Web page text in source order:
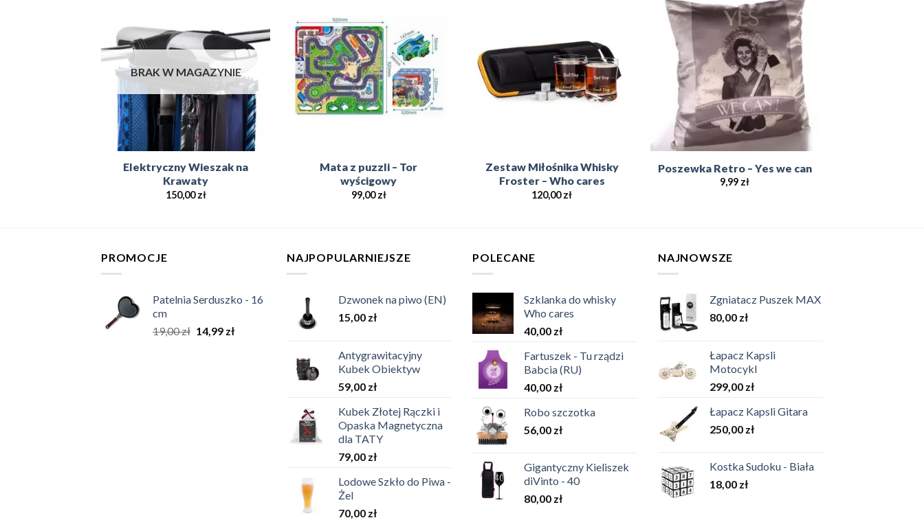
Wishlist
BRAK W MAGAZYNIE
Elektryczny Wieszak na
Krawaty
150,00zł
Wishlist
Mata z puzzli – Tor
wyścigowy
99,00zł
Zestaw Miłośnika Whisky
Froster – Who cares
120,00zł
Add to
Wishlist
Poszewka Retro – Yes we can
9,99 zł
PROMOCJE
Patelnia Serduszko - 16
cm
19,00zł 14,99 zł
NAJPOPULARNIEJSZE
Dzwonek na piwo (EN)
15,00 zł
Antygrawitacyjny
Kubek Obiektyw
59,00 zł
Kubek Złotej Rączki i
Opaska Magnetyczna
dla TATY
79,00 zł
Lodowe Szkło do Piwa -
Żel
70,00 zł
POLECANE
Szklanka do whisky
Who cares
40,00 zł
Fartuszek - Tu rządzi
Babcia (RU)
40,00 zł
Robo szczotka
56,00 zł
Gigantyczny Kieliszek
diVinto - 40
80,00 zł
NAJNOWSZE
Zgniatacz Puszek MAX
80,00 zł
Łapacz Kapsli
Motocykl
299,00 zł
Łapacz Kapsli Gitara
250,00 zł
Kostka Sudoku - Biała
18,00 zł